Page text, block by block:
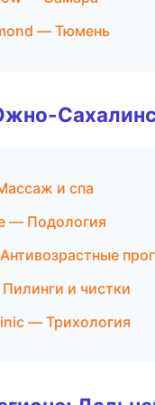
— Тюмень
и спа
— Подология
и чистки
— Трихология